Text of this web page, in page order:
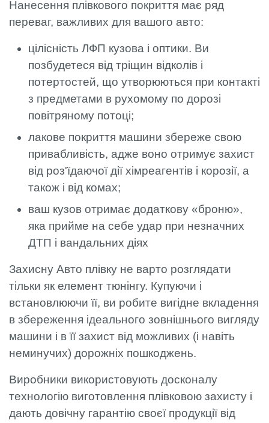
Нанесення плівкового покриття має ряд
переваг, важливих для вашого авто:
цілісність ЛФП кузова і оптики. Ви
позбудетеся від тріщин відколів і
потертостей, що утворюються при контакті
з предметами в рухомому по дорозі
повітряному потоці;
лакове покриття машини збереже свою
привабливість, адже воно отримує захист
від роз'їдаючої дії хімреагентів і корозії, а
також і від комах;
ваш кузов отримає додаткову «броню»,
яка прийме на себе удар при незначних
ДТП і вандальних діях
Захисну Авто плівку не варто розглядати
тільки як елемент тюнінгу. Купуючи і
встановлюючи її, ви робите вигідне вкладення
в збереження ідеального зовнішнього вигляду
машини і в її захист від можливих (і навіть
неминучих) дорожніх пошкоджень.
Виробники використовують досконалу
технологію виготовлення плівковою захисту і
дають довічну гарантію своєї продукції від